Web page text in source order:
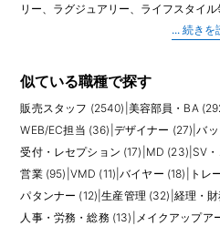
リー、ラグジュアリー、ライフスタイ
なく、ブランドの世界観を店頭で表現
店舗を作る役割を担います。日々の接
囲は広いです。
店長には、現場での販売力とマネジメン
が伸び悩む時期には、売れ筋や在庫、客
ら改善策を考えます。繁忙期や新店オー
整え、スタッフが動きやすい状態を作
ーブランドでは顧客管理やVIP対応、コ
ント運営も重視されます。
似ている職種で探す
販売スタッフ (2540) 美容部員・BA
WEB/EC担当 (36) デザイナー (27) |バ
受付・レセプション (17) MD (23) SV
営業 (95) VMD (11) |バイヤー (18) トレ
パタンナー (12) |生産管理 (32) 経理・
人事・労務・総務 (13) メイクアップア